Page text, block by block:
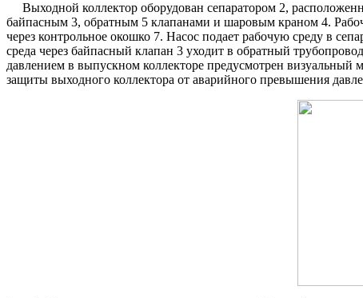
Выходной коллектор оборудован сепаратором 2,
байпасным 3, обратным 5 клапанами и шаровым краном 4.
через контрольное окошко 7. Насос подает рабочую среду в
среда через байпасный клапан 3 уходит в обратный
давлением в выпускном коллекторе предусмотрен
защиты выходного коллектора от аварийного превышения